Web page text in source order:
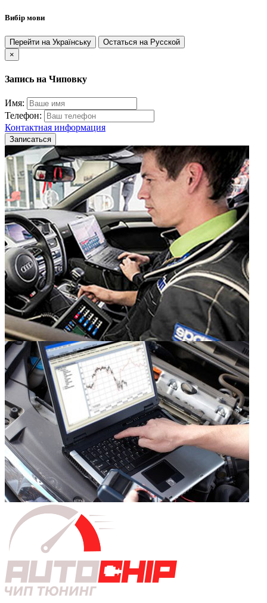
Вибір мови
Перейти на Українську
Остаться на Русской
×
Запись на Чиповку
Имя:
Телефон:
Контактная информация
Записаться